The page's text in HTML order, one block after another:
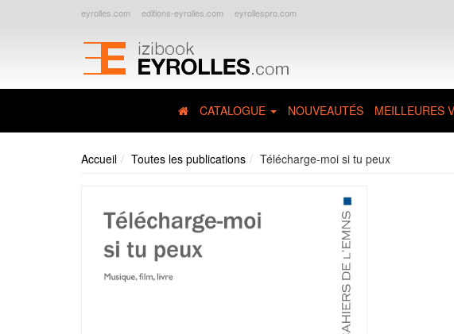
eyrolles.com editions-eyrolles.com eyrollespro.com
CATALOGUE NOUVEAUTÉS MEILLEURES
Accueil Toutes les publications Télécharge-moi si tu peux